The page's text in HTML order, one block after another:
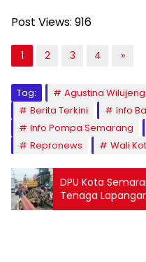
Post Views: 916
1 2 3 4 »
Tag: Agustina
Berita Terkini
Info
Info Pompa Semarang
Repronews
Wali
DPU Kota
Tenaga
Bersihkan